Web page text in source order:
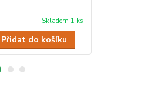
Skladem 1 ks
Přidat do košíku